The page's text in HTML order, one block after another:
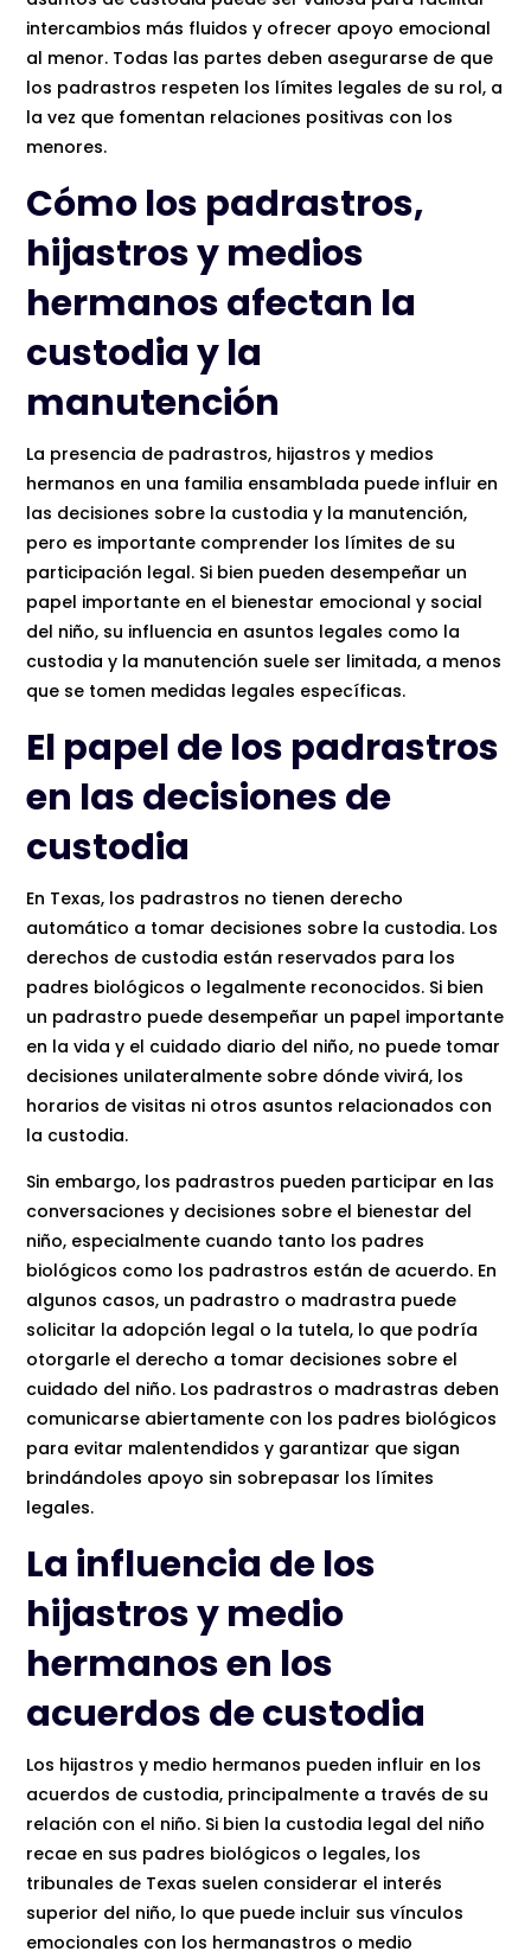
intercambios más fluidos y ofrecer apoyo emocional
al menor. Todas las partes deben asegurarse de que
los padrastros respeten los límites legales de su rol, a
la vez que fomentan relaciones positivas con los
menores.
Cómo los padrastros,
hijastros y medios
hermanos afectan la
custodia y la
manutención
La presencia de padrastros, hijastros y medios
hermanos en una familia ensamblada puede influir en
las decisiones sobre la custodia y la manutención,
pero es importante comprender los límites de su
participación legal. Si bien pueden desempeñar un
papel importante en el bienestar emocional y social
del niño, su influencia en asuntos legales como la
custodia y la manutención suele ser limitada, a menos
que se tomen medidas legales específicas.
El papel de los padrastros
en las decisiones de
custodia
En Texas, los padrastros no tienen derecho
automático a tomar decisiones sobre la custodia. Los
derechos de custodia están reservados para los
padres biológicos o legalmente reconocidos. Si bien
un padrastro puede desempeñar un papel importante
en la vida y el cuidado diario del niño, no puede tomar
decisiones unilateralmente sobre dónde vivirá, los
horarios de visitas ni otros asuntos relacionados con
la custodia.
Sin embargo, los padrastros pueden participar en las
conversaciones y decisiones sobre el bienestar del
niño, especialmente cuando tanto los padres
biológicos como los padrastros están de acuerdo. En
algunos casos, un padrastro o madrastra puede
solicitar la adopción legal o la tutela, lo que podría
otorgarle el derecho a tomar decisiones sobre el
cuidado del niño. Los padrastros o madrastras deben
comunicarse abiertamente con los padres biológicos
para evitar malentendidos y garantizar que sigan
brindándoles apoyo sin sobrepasar los límites
legales.
La influencia de los
hijastros y medio
hermanos en los
acuerdos de custodia
Los hijastros y medio hermanos pueden influir en los
acuerdos de custodia, principalmente a través de su
relación con el niño. Si bien la custodia legal del niño
recae en sus padres biológicos o legales, los
tribunales de Texas suelen considerar el interés
superior del niño, lo que puede incluir sus vínculos
emocionales con los hermanastros o medio